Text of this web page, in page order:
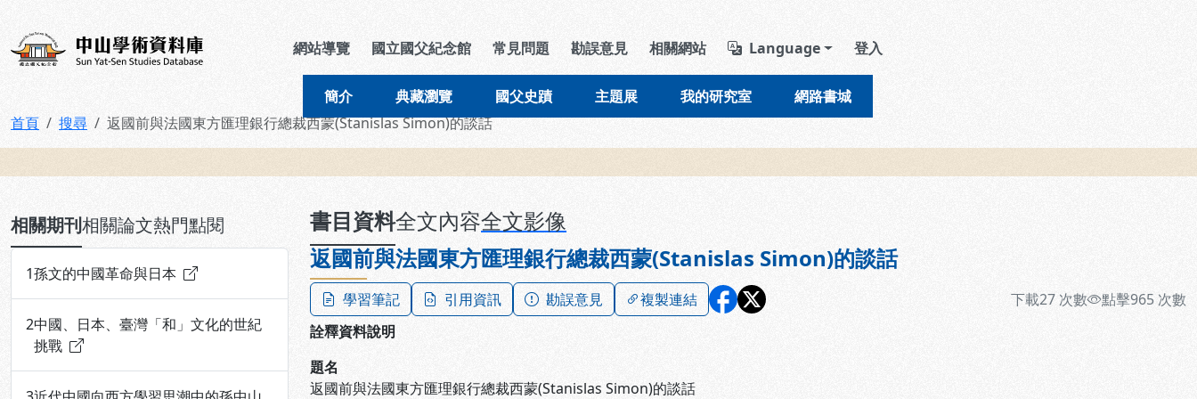
中山學術資料庫 導覽列區塊
網站導覽 國立國父紀念館 常見問題 勘誤意見 相關網站 Language 登入
簡介 典藏瀏覽 國父史蹟 主題展 我的研究室 網路書城
首頁 搜尋 返國前與法國東方匯理銀行總裁西蒙(Stanislas Simon)的談話
相關期刊相關論文熱門點閱
1孫文的中國革命與日本
2中國、日本、臺灣「和」文化的世紀
挑戰
書目資料全文內容全文影像
返國前與法國東方匯理銀行總裁西蒙(Stanislas Simon)的談話
學習筆記 引用資訊 勘誤意見 複製連結 下載27 次數 點擊965 次數
詮釋資料說明
題名
返國前與法國東方匯理銀行總裁西蒙(Stanislas Simon)的談話